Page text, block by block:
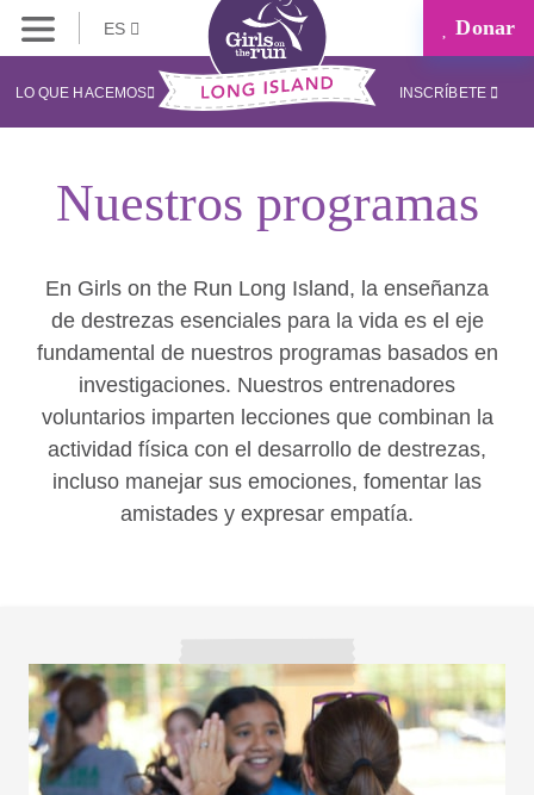
ES Donar
LO QUE HACEMOS INSCRÍBETE
Nuestros programas
En Girls on the Run Long Island, la enseñanza
de destrezas esenciales para la vida es el eje
fundamental de nuestros programas basados en
investigaciones. Nuestros entrenadores
voluntarios imparten lecciones que combinan la
actividad física con el desarrollo de destrezas,
incluso manejar sus emociones, fomentar las
amistades y expresar empatía.